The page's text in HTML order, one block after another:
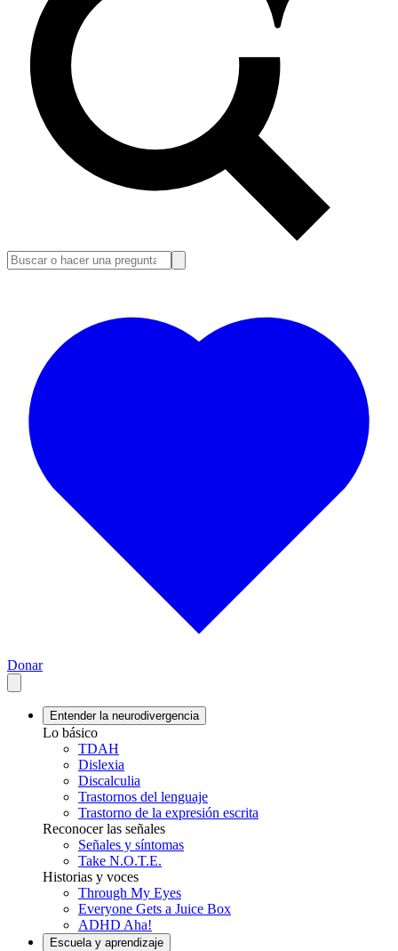
Donar
Entender la neurodivergencia
Lo básico
TDAH
Dislexia
Discalculia
Trastornos del lenguaje
Trastorno de la expresión escrita
Reconocer las señales
Señales y síntomas
Take N.O.T.E.
Historias y voces
Through My Eyes
Everyone Gets a Juice Box
ADHD Aha!
Escuela y aprendizaje